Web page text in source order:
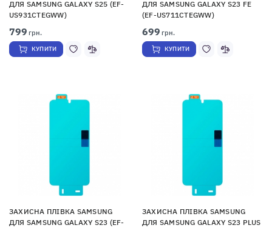
ДЛЯ SAMSUNG GALAXY S25 (EF-
US931CTEGWW)
799 грн.
КУПИТИ
ДЛЯ SAMSUNG GALAXY S23 FE
(EF-US711CTEGWW)
699 грн.
КУПИТИ
ЗАХИСНА ПЛІВКА SAMSUNG
ДЛЯ SAMSUNG GALAXY S23 (EF-
ЗАХИСНА ПЛІВКА SAMSUNG
ДЛЯ SAMSUNG GALAXY S23 PLUS